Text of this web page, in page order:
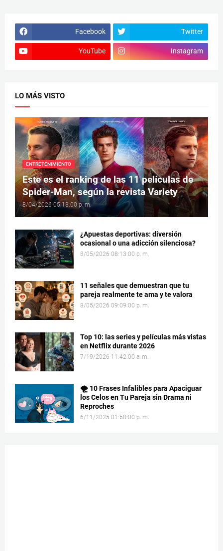
Facebook Twitter
YouTube Instagram
LO MÁS VISTO
ENTRETENIMIENTO
Este es el ranking de las 11 películas de
Spider-Man, según la revista Variety
8/04/2026 05:13:00 p. m.
¿Apuestas deportivas: diversión
ocasional o una adicción silenciosa?
8/05/2026 08:13:00 p. m.
11 señales que demuestran que tu
pareja realmente te ama y te valora
8/05/2026 09:09:00 p. m.
Top 10: las series y películas más vistas
en Netflix durante 2026
7/19/2026 11:42:00 a. m.
🌪️ 10 Frases Infalibles para Apaciguar
los Celos en Tu Pareja sin Drama ni
Reproches
6/11/2025 01:58:00 p. m.